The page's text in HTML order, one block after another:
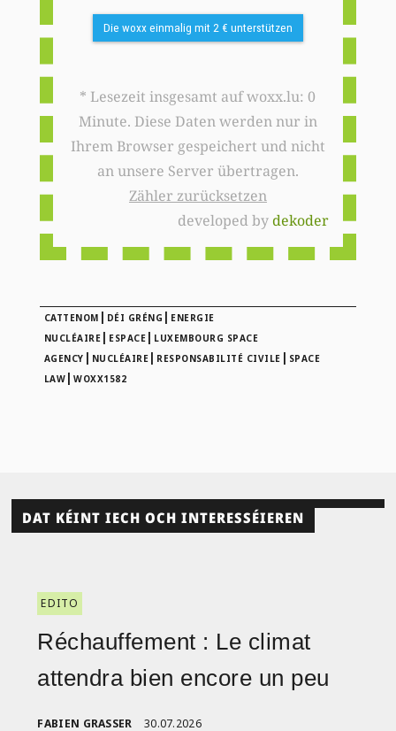
Die woxx einmalig mit 2 € unterstützen
* Lesezeit insgesamt auf woxx.lu: 0
Minute. Diese Daten werden nur in
Ihrem Browser gespeichert und nicht
an unsere Server übertragen.
Zähler zurücksetzen
developed bydekoder
CATTENOM | DÉI GRÉNG | ENERGIE
NUCLÉAIRE | ESPACE | LUXEMBOURG SPACE
AGENCY | NUCLÉAIRE | RESPONSABILITÉ CIVILE | SPACE
LAW |WOXX1582
DAT KÉINT IECH OCH INTERESSÉIEREN
EDITO
Réchauffement : Le climat
attendra bien encore un peu
FABIEN GRASSER 30.07.2026